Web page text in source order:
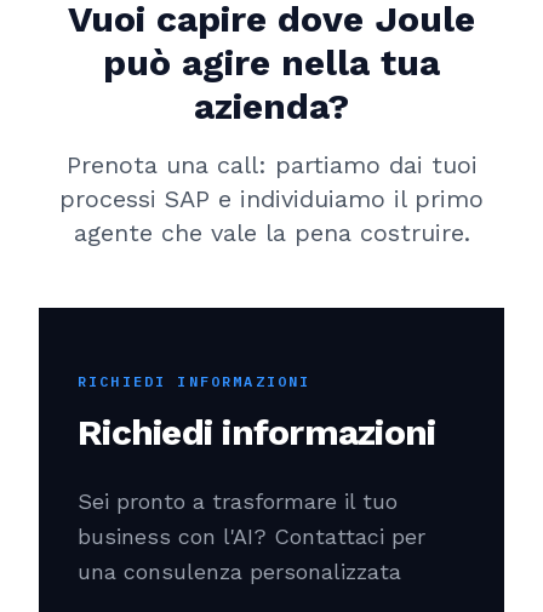
Vuoi capire dove Joule
può agire nella tua
azienda?
Prenota una call: partiamo dai tuoi
processi SAP e individuiamo il primo
agente che vale la pena costruire.
RICHIEDI INFORMAZIONI
Richiedi informazioni
Sei pronto a trasformare il tuo
business con l'AI? Contattaci per
una consulenza personalizzata